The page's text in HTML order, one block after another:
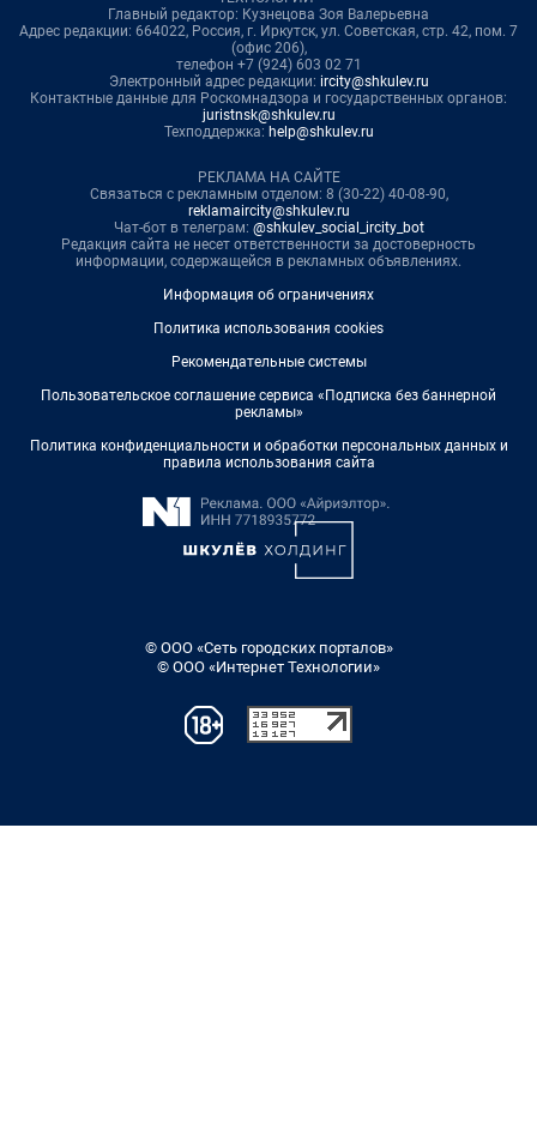
Главный редактор: Кузнецова Зоя Валерьевна
Адрес редакции: 664022, Россия, г. Иркутск, ул. Советская, стр. 42, пом. 7
(офис 206),
телефон +7 (924) 603 02 71
Электронный адрес редакции: ircity@shkulev.ru
Контактные данные для Роскомнадзора и государственных органов:
juristnsk@shkulev.ru
Техподдержка: help@shkulev.ru
РЕКЛАМА НА САЙТЕ
Связаться с рекламным отделом: 8 (30-22) 40-08-90,
reklamaircity@shkulev.ru
Чат-бот в телеграм: @shkulev_social_ircity_bot
Редакция сайта не несет ответственности за достоверность
информации, содержащейся в рекламных объявлениях.
Информация об ограничениях
Политика использования cookies
Рекомендательные системы
Пользовательское соглашение сервиса «Подписка без баннерной
рекламы»
Политика конфиденциальности и обработки персональных данных и
правила использования сайта
© ООО «Сеть городских порталов»
© ООО «Интернет Технологии»